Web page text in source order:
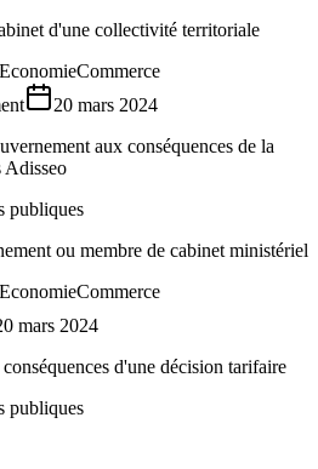
d'une collectivité territoriale
EconomieCommerce
20 mars 2024
aux conséquences de la
Adisseo
publiques
ou membre de cabinet ministériel
EconomieCommerce
mars 2024
d'une décision tarifaire
publiques